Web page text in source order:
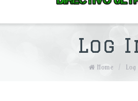
Log
Home / Log